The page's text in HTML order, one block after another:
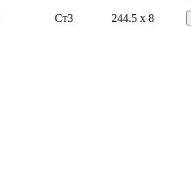
Ст3 244.5 x 8